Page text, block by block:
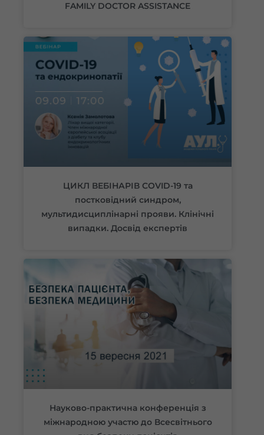
FAMILY DOCTOR ASSISTANCE
ЦИКЛ ВЕБІНАРІВ COVID-19 та
постковідний синдром,
мультидисциплінарні прояви. Клінічні
випадки. Досвід експертів
Науково-практична конференція з
міжнародною участю до Всесвітнього